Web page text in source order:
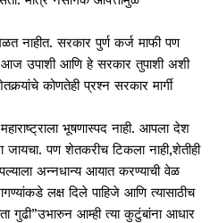
सरकार पुर्ण कर्ज माफी पण
आज उपाशी आणि हे सरकार तुपाशी अशी
कोणतेही प्रश्न सरकार मार्गी
भूषणास्पद नाही. आपला देश
पण शेतकरीच टिकला नाही,शेतीही
अन्नधान्य आयात करण्याची वेळ
लक्ष दिले पाहिजे आणि त्यासाठीच
गुढी”उभारुन आम्ही त्या कुटुंबांना आधार